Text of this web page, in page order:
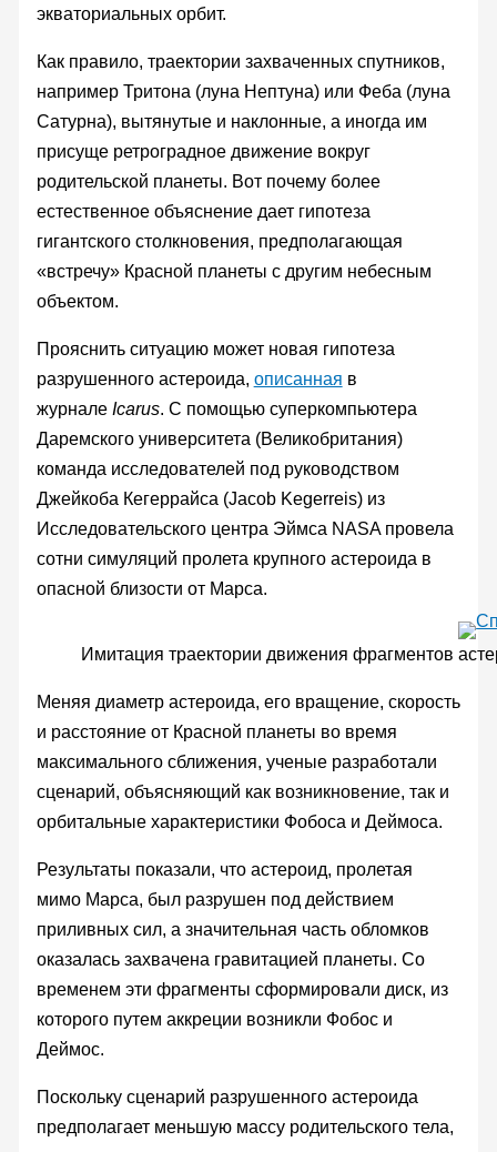
экваториальных орбит.
Как правило, траектории захваченных спутников,
например Тритона (луна Нептуна) или Феба (луна
Сатурна), вытянутые и наклонные, а иногда им
присуще ретроградное движение вокруг
родительской планеты. Вот почему более
естественное объяснение дает гипотеза
гигантского столкновения, предполагающая
«встречу» Красной планеты с другим небесным
объектом.
Прояснить ситуацию может новая гипотеза
разрушенного астероида, описанная в
журнале Icarus. С помощью суперкомпьютера
Даремского университета (Великобритания)
команда исследователей под руководством
Джейкоба Кегеррайса (Jacob Kegerreis) из
Исследовательского центра Эймса NASA провела
сотни симуляций пролета крупного астероида в
опасной близости от Марса.
Имитация траектории движения фрагментов
Меняя диаметр астероида, его вращение, скорость
и расстояние от Красной планеты во время
максимального сближения, ученые разработали
сценарий, объясняющий как возникновение, так и
орбитальные характеристики Фобоса и Деймоса.
Результаты показали, что астероид, пролетая
мимо Марса, был разрушен под действием
приливных сил, а значительная часть обломков
оказалась захвачена гравитацией планеты. Со
временем эти фрагменты сформировали диск, из
которого путем аккреции возникли Фобос и
Деймос.
Поскольку сценарий разрушенного астероида
предполагает меньшую массу родительского тела,